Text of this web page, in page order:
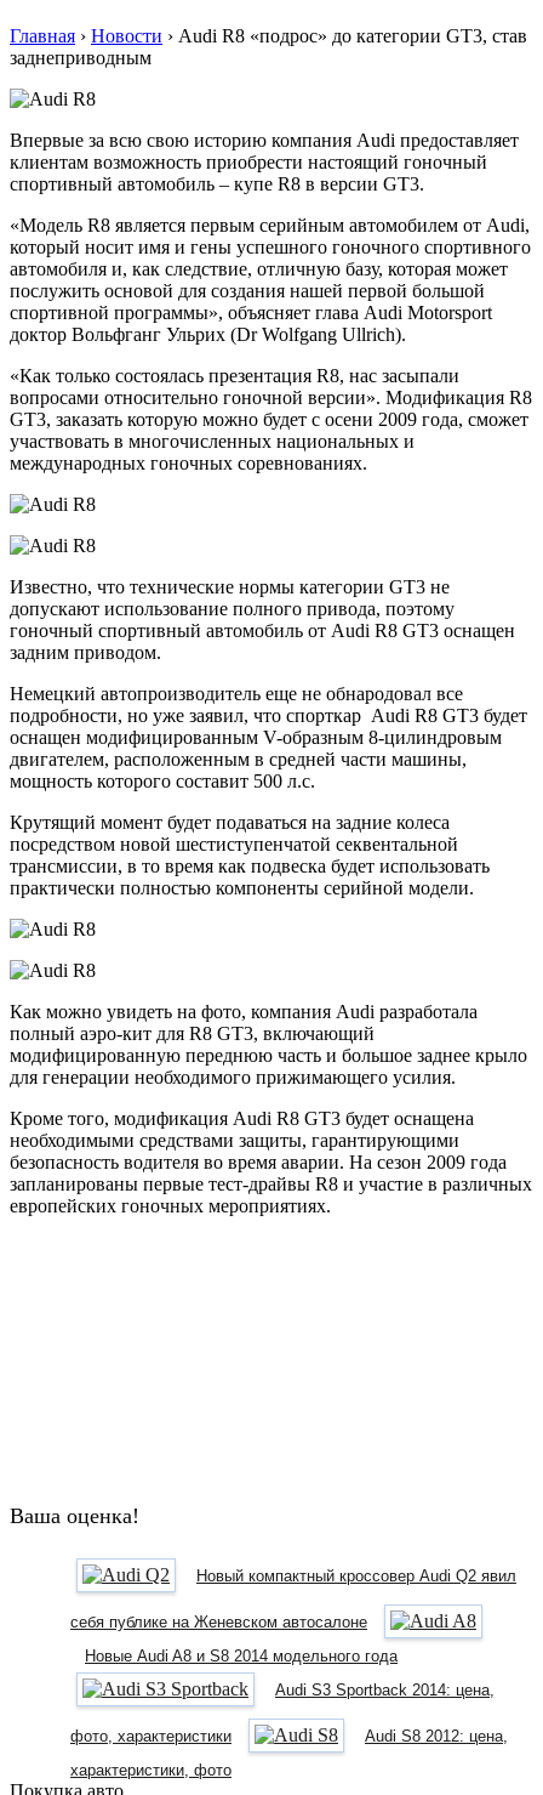
Главная › Новости › Audi R8 «подрос» до категории GT3, став
заднеприводным
Впервые за всю свою историю компания Audi предоставляет
клиентам возможность приобрести настоящий гоночный
спортивный автомобиль – купе R8 в версии GT3.
«Модель R8 является первым серийным автомобилем от Audi,
который носит имя и гены успешного гоночного спортивного
автомобиля и, как следствие, отличную базу, которая может
послужить основой для создания нашей первой большой
спортивной программы», объясняет глава Audi Motorsport
доктор Вольфганг Ульрих (Dr Wolfgang Ullrich).
«Как только состоялась презентация R8, нас засыпали
вопросами относительно гоночной версии». Модификация R8
GT3, заказать которую можно будет с осени 2009 года, сможет
участвовать в многочисленных национальных и
международных гоночных соревнованиях.
Известно, что технические нормы категории GT3 не
допускают использование полного привода, поэтому
гоночный спортивный автомобиль от Audi R8 GT3 оснащен
задним приводом.
Немецкий автопроизводитель еще не обнародовал все
подробности, но уже заявил, что спорткар Audi R8 GT3 будет
оснащен модифицированным V-образным 8-цилиндровым
двигателем, расположенным в средней части машины,
мощность которого составит 500 л.с.
Крутящий момент будет подаваться на задние колеса
посредством новой шестиступенчатой секвентальной
трансмиссии, в то время как подвеска будет использовать
практически полностью компоненты серийной модели.
Как можно увидеть на фото, компания Audi разработала
полный аэро-кит для R8 GT3, включающий
модифицированную переднюю часть и большое заднее крыло
для генерации необходимого прижимающего усилия.
Кроме того, модификация Audi R8 GT3 будет оснащена
необходимыми средствами защиты, гарантирующими
безопасность водителя во время аварии. На сезон 2009 года
запланированы первые тест-драйвы R8 и участие в различных
европейских гоночных мероприятиях.
Ваша оценка!
Новый компактный кроссовер Audi Q2 явил
себя публике на Женевском автосалоне
Новые Audi A8 и S8 2014 модельного года
Audi S3 Sportback 2014: цена,
фото, характеристики
Audi S8 2012: цена,
характеристики, фото
Покупка авто